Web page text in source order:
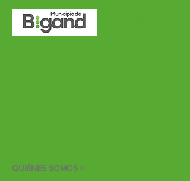
QUIÉNES SOMOS >